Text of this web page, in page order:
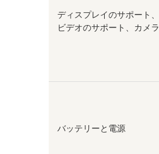
ディスプレイのサポート、
ビデオのサポート、カメラ
バッテリーと電源